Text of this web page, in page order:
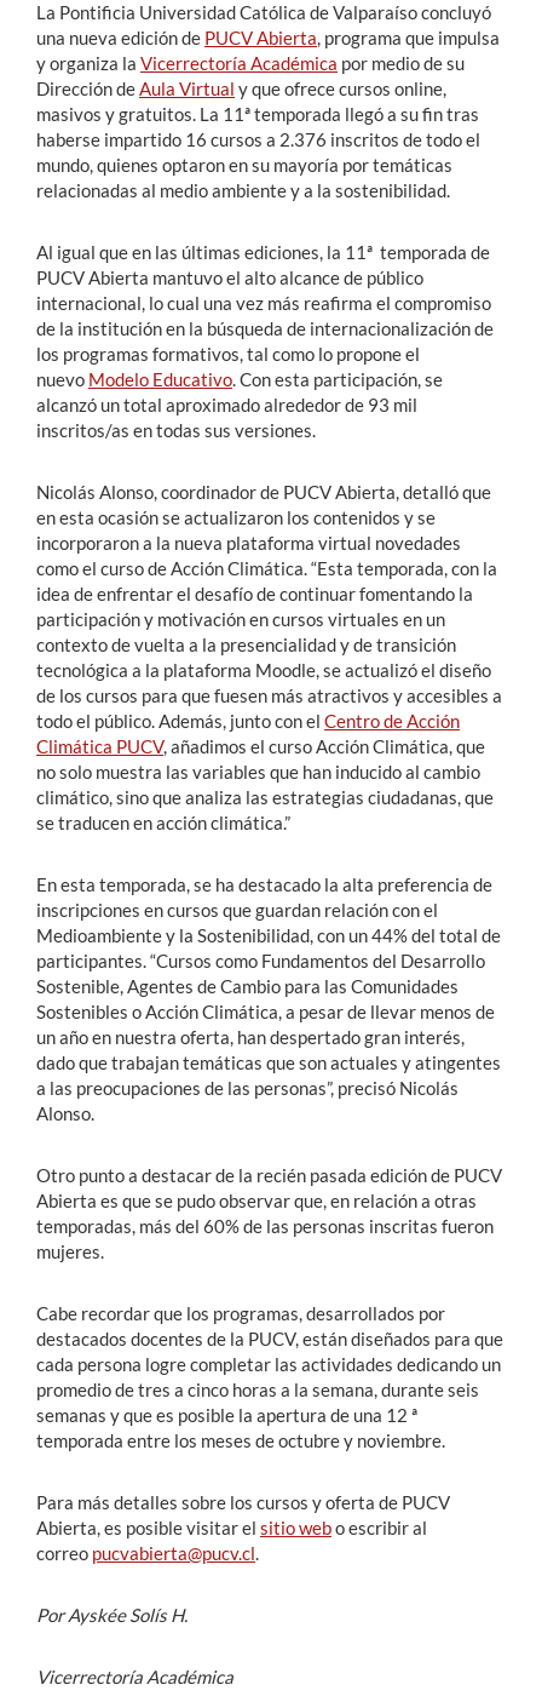
La Pontificia Universidad Católica de Valparaíso concluyó
una nueva edición de PUCV Abierta, programa que impulsa
y organiza la Vicerrectoría Académica por medio de su
Dirección deAula Virtual y que ofrece cursos online,
masivos y gratuitos. La 11ª temporada llegó a su fin tras
haberse impartido 16 cursos a 2.376 inscritos de todo el
mundo, quienes optaron en su mayoría por temáticas
relacionadas al medio ambiente y a la sostenibilidad.
Al igual que en las últimas ediciones, la 11ª temporada de
PUCV Abierta mantuvo el alto alcance de público
internacional, lo cual una vez más reafirma el compromiso
de la institución en la búsqueda de internacionalización de
los programas formativos, tal como lo propone el
nuevo Modelo Educativo. Con esta participación, se
alcanzó un total aproximado alrededor de 93 mil
inscritos/as en todas sus versiones.
Nicolás Alonso, coordinador de PUCV Abierta, detalló que
en esta ocasión se actualizaron los contenidos y se
incorporaron a la nueva plataforma virtual novedades
como el curso de Acción Climática. “Esta temporada, con la
idea de enfrentar el desafío de continuar fomentando la
participación y motivación en cursos virtuales en un
contexto de vuelta a la presencialidad y de transición
tecnológica a la plataforma Moodle, se actualizó el diseño
de los cursos para que fuesen más atractivos y accesibles a
todo el público. Además, junto con el Centro de Acción
Climática PUCV, añadimos el curso Acción Climática, que
no solo muestra las variables que han inducido al cambio
climático, sino que analiza las estrategias ciudadanas, que
se traducen en acción climática.”
En esta temporada, se ha destacado la alta preferencia de
inscripciones en cursos que guardan relación con el
Medioambiente y la Sostenibilidad, con un 44% del total de
participantes. “Cursos como Fundamentos del Desarrollo
Sostenible, Agentes de Cambio para las Comunidades
Sostenibles o Acción Climática, a pesar de llevar menos de
un año en nuestra oferta, han despertado gran interés,
dado que trabajan temáticas que son actuales y atingentes
a las preocupaciones de las personas”, precisó Nicolás
Alonso.
Otro punto a destacar de la recién pasada edición de PUCV
Abierta es que se pudo observar que, en relación a otras
temporadas, más del 60% de las personas inscritas fueron
mujeres.
Cabe recordar que los programas, desarrollados por
destacados docentes de la PUCV, están diseñados para que
cada persona logre completar las actividades dedicando un
promedio de tres a cinco horas a la semana, durante seis
semanas y que es posible la apertura de una 12 ª
temporada entre los meses de octubre y noviembre.
Para más detalles sobre los cursos y oferta de PUCV
Abierta, es posible visitar el sitio webo escribir al
correo pucvabierta@pucv.cl.
Por Ayskée Solís H.
Vicerrectoría Académica